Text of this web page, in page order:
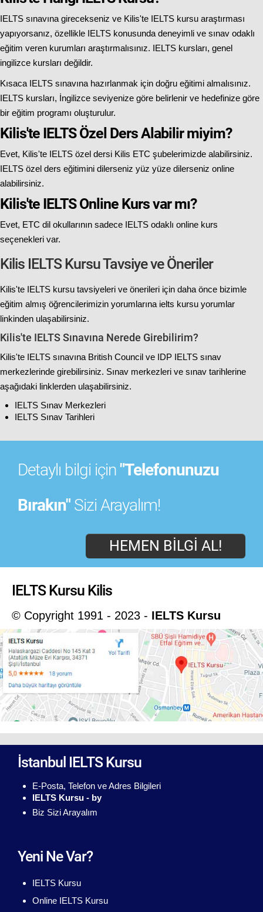
IELTS sınavına girecekseniz ve Kilis'te IELTS kursu araştırması
yapıyorsanız, özellikle IELTS konusunda deneyimli ve sınav odaklı
eğitim veren kurumları araştırmalısınız. IELTS kursları, genel
ingilizce kursları değildir.
Kısaca IELTS sınavına hazırlanmak için doğru eğitimi almalısınız.
IELTS kursları, İngilizce seviyenize göre belirlenir ve hedefinize göre
bir eğitim programı oluşturulur.
Kilis'te IELTS Özel Ders Alabilir miyim?
Evet, Kilis'te IELTS özel dersi Kilis ETC şubelerimizde alabilirsiniz.
IELTS özel ders eğitimini dilerseniz yüz yüze dilerseniz online
alabilirsiniz.
Kilis'te IELTS Online Kurs var mı?
Evet, ETC dil okullarının sadece IELTS odaklı online kurs
seçenekleri var.
Kilis IELTS Kursu Tavsiye ve Öneriler
Kilis'te IELTS kursu tavsiyeleri ve önerileri için daha önce bizimle
eğitim almış öğrencilerimizin yorumlarına ielts kursu yorumlar
linkinden ulaşabilirsiniz.
Kilis'te IELTS Sınavına Nerede Girebilirim?
Kilis'te IELTS sınavına British Council ve IDP IELTS sınav
merkezlerinde girebilirsiniz. Sınav merkezleri ve sınav tarihlerine
aşağıdaki linklerden ulaşabilirsiniz.
IELTS Sınav Merkezleri
IELTS Sınav Tarihleri
Detaylı bilgi için "Telefonunuzu
Bırakın" Sizi Arayalım!
HEMEN BILGI AL!
IELTS Kursu Kilis
© Copyright 1991 - 2023 - IELTS Kursu
İstanbul IELTS Kursu
E-Posta, Telefon ve Adres Bilgileri
IELTS Kursu - by
Biz Sizi Arayalım
Yeni Ne Var?
IELTS Kursu
Online IELTS Kursu